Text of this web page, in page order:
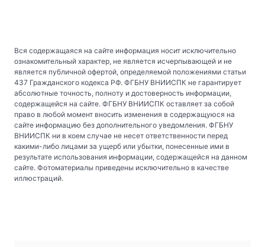
Вся содержащаяся на сайте информация носит исключительно
ознакомительный характер, не является исчерпывающей и не
является публичной офертой, определяемой положениями статьи
437 Гражданского кодекса РФ. ФГБНУ ВНИИСПК не гарантирует
абсолютные точность, полноту и достоверность информации,
содержащейся на сайте. ФГБНУ ВНИИСПК оставляет за собой
право в любой момент вносить изменения в содержащуюся на
сайте информацию без дополнительного уведомления. ФГБНУ
ВНИИСПК ни в коем случае не несет ответственности перед
какими-либо лицами за ущерб или убытки, понесенные ими в
результате использования информации, содержащейся на данном
сайте. Фотоматериалы приведены исключительно в качестве
иллюстраций.